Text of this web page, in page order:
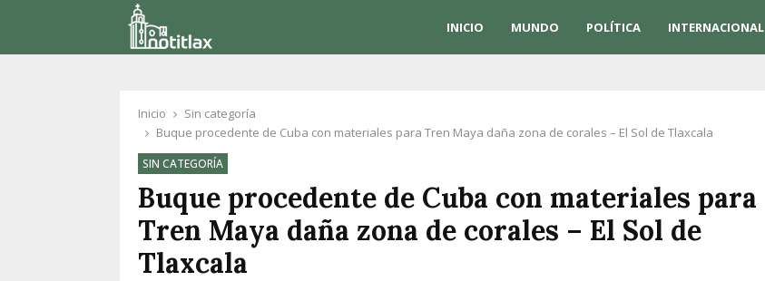
INICIO MUNDO POLÍTICA INTERNACIONAL
Inicio
Sin categoría
Buque procedente de Cuba con materiales para Tren Maya daña zona de corales – El Sol de Tlaxcala
SIN CATEGORÍA
Buque procedente de Cuba con materiales para
Tren Maya daña zona de corales – El Sol de
Tlaxcala